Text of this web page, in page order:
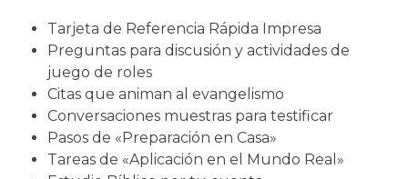
Tarjeta de Referencia Rápida Impresa
Preguntas para discusión y actividades de
juego de roles
Citas que animan al evangelismo
Conversaciones muestras para testificar
Pasos de «Preparación en Casa»
Tareas de «Aplicación en el Mundo Real»